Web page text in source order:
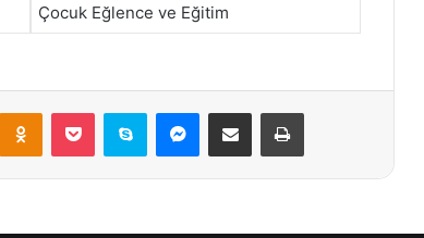
Çocuk Eğlence ve Eğitim
Odnoklassniki
Pocket Skype Messenger
E-Posta ile paylaş Yazdır